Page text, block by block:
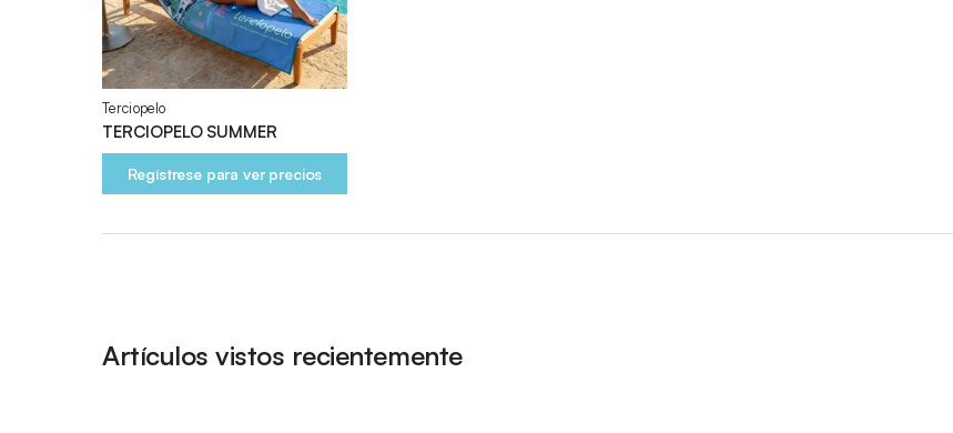
Terciopelo
TERCIOPELO SUMMER
Regístrese para ver precios
Artículos vistos recientemente